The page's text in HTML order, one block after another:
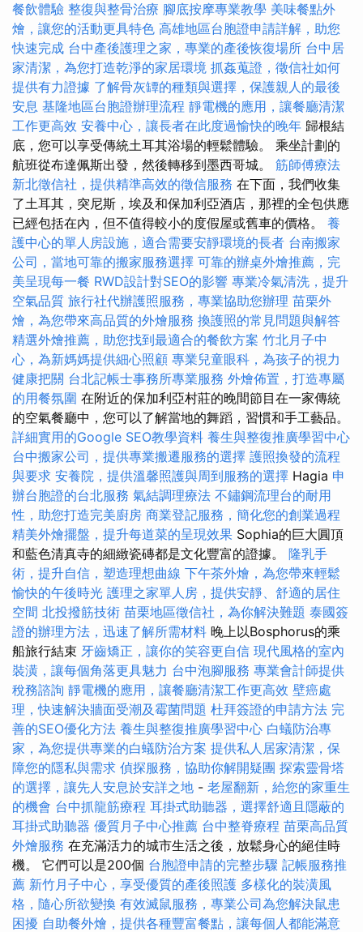
餐飲體驗 整復與整骨治療 腳底按摩專業教學 美味餐點外
燴，讓您的活動更具特色 高雄地區台胞證申請詳解，助您
快速完成 台中產後護理之家，專業的產後恢復場所 台中居
家清潔，為您打造乾淨的家居環境 抓姦蒐證，徵信社如何
提供有力證據 了解骨灰罈的種類與選擇，保護親人的最後
安息 基隆地區台胞證辦理流程 靜電機的應用，讓餐廳清潔
工作更高效 安養中心，讓長者在此度過愉快的晚年 歸根結
底，您可以享受傳統土耳其浴場的輕鬆體驗。 乘坐計劃的
航班從布達佩斯出發，然後轉移到墨西哥城。 筋師傅療法
新北徵信社，提供精準高效的徵信服務 在下面，我們收集
了土耳其，突尼斯，埃及和保加利亞酒店，那裡的全包供應
已經包括在內，但不值得較小的度假屋或舊車的價格。 養
護中心的單人房設施，適合需要安靜環境的長者 台南搬家
公司，當地可靠的搬家服務選擇 可靠的辦桌外燴推薦，完
美呈現每一餐 RWD設計對SEO的影響 專業冷氣清洗，提升
空氣品質 旅行社代辦護照服務，專業協助您辦理 苗栗外
燴，為您帶來高品質的外燴服務 換護照的常見問題與解答
精選外燴推薦，助您找到最適合的餐飲方案 竹北月子中
心，為新媽媽提供細心照顧 專業兒童眼科，為孩子的視力
健康把關 台北記帳士事務所專業服務 外燴佈置，打造專屬
的用餐氛圍 在附近的保加利亞村莊的晚間節目在一家傳統
的空氣餐廳中，您可以了解當地的舞蹈，習慣和手工藝品。
詳細實用的Google SEO教學資料 養生與整復推廣學習中心
台中搬家公司，提供專業搬遷服務的選擇 護照換發的流程
與要求 安養院，提供溫馨照護與周到服務的選擇 Hagia 申
辦台胞證的台北服務 氣結調理療法 不鏽鋼流理台的耐用
性，助您打造完美廚房 商業登記服務，簡化您的創業過程
精美外燴擺盤，提升每道菜的呈現效果 Sophia的巨大圓頂
和藍色清真寺的細緻瓷磚都是文化豐富的證據。 隆乳手
術，提升自信，塑造理想曲線 下午茶外燴，為您帶來輕鬆
愉快的午後時光 護理之家單人房，提供安靜、舒適的居住
空間 北投撥筋技術 苗栗地區徵信社，為你解決難題 泰國簽
證的辦理方法，迅速了解所需材料 晚上以Bosphorus的乘
船旅行結束 牙齒矯正，讓你的笑容更自信 現代風格的室內
裝潢，讓每個角落更具魅力 台中泡腳服務 專業會計師提供
稅務諮詢 靜電機的應用，讓餐廳清潔工作更高效 壁癌處
理，快速解決牆面受潮及霉菌問題 杜拜簽證的申請方法 完
善的SEO優化方法 養生與整復推廣學習中心 白蟻防治專
家，為您提供專業的白蟻防治方案 提供私人居家清潔，保
障您的隱私與需求 偵探服務，協助你解開疑團 探索靈骨塔
的選擇，讓先人安息於安詳之地 - 老屋翻新，給您的家重生
的機會 台中抓龍筋療程 耳掛式助聽器，選擇舒適且隱蔽的
耳掛式助聽器 優質月子中心推薦 台中整脊療程 苗栗高品質
外燴服務 在充滿活力的城市生活之後，放鬆身心的絕佳時
機。 它們可以是200個 台胞證申請的完整步驟 記帳服務推
薦 新竹月子中心，享受優質的產後照護 多樣化的裝潢風
格，隨心所欲變換 有效滅鼠服務，專業公司為您解決鼠患
困擾 自助餐外燴，提供各種豐富餐點，讓每個人都能滿意